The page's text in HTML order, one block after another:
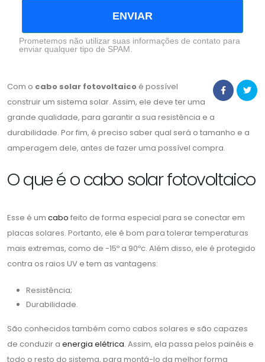
ENVIAR
Prometemos não utilizar suas informações de contato para
enviar qualquer tipo de SPAM.
Com o cabo solar fotovoltaico é possível
construir um sistema solar. Assim, ele deve ter uma
grande qualidade, para garantir a sua resistência e a
durabilidade. Por fim, é preciso saber qual será o tamanho e a
amperagem dele, antes de fazer uma possível compra.
O que é o cabo solar fotovoltaico
Esse é um cabo feito de forma especial para se conectar em
placas solares. Portanto, ele é bom para tolerar temperaturas
mais extremas, como de -15º a 90ºc. Além disso, ele é protegido
contra os raios UV e tem as vantagens:
Resistência;
Durabilidade.
São conhecidos também como cabos solares e são capazes
de conduzir a energia elétrica. Assim, ela passa pelos painéis e
todo o resto do sistema, para montá-lo da melhor forma